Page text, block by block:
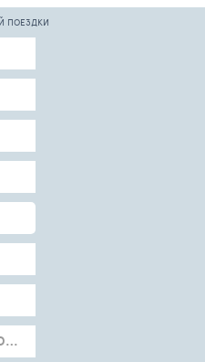
ПОЕЗДКИ